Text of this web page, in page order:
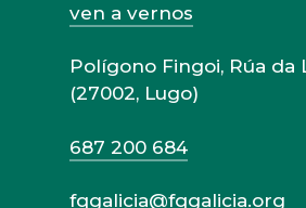
ven a vernos
Polígono Fingoi, Rúa da
(27002, Lugo)
687 200 684
fqgalicia@fqgalicia.org